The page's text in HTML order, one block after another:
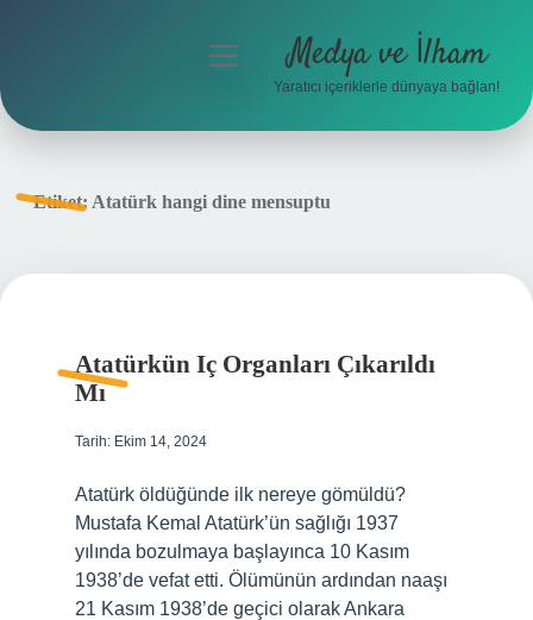
menüyü
Medya ve İlham
Yaratıcı içeriklerle dünyaya bağlan!
Etiket: Atatürk hangi dine mensuptu
Atatürkün Iç Organları Çıkarıldı
Mı
Tarih: Ekim 14, 2024
Atatürk öldüğünde ilk nereye gömüldü?
Mustafa Kemal Atatürk’ün sağlığı 1937
yılında bozulmaya başlayınca 10 Kasım
1938’de vefat etti. Ölümünün ardından naaşı
21 Kasım 1938’de geçici olarak Ankara